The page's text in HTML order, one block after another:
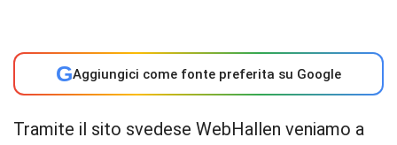
GAggiungici come fonte preferita su Google
Tramite il sito svedese WebHallen veniamo a